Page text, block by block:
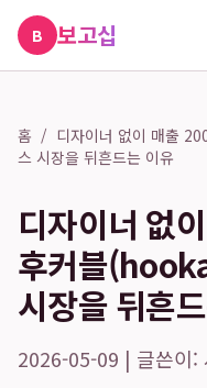
B 보고십
홈 / 디자이너 없이 매출
스 시장을 뒤흔드는 이유
디자이너 없
후커블
시장을 뒤흔
2026-05-09 | 글쓴이: